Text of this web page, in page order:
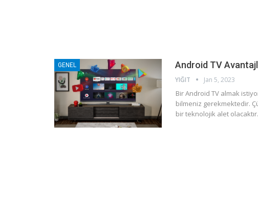
GENEL Android TV
YIĞIT Jan 5, 2023
Bir Android TV almak
bilmeniz gerekmektedir.
bir teknolojik alet